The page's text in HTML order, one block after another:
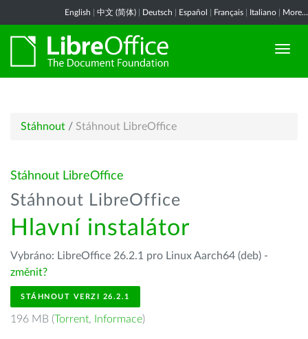
English 中文 (简体) Deutsch Español Français Italiano More...
Stáhnout / Stáhnout LibreOffice
Stáhnout LibreOffice
Stáhnout LibreOffice
Hlavní instalátor
Vybráno: LibreOffice 26.2.1 pro Linux Aarch64 (deb) -
změnit?
STÁHNOUT VERZI 26.2.1
196 MB (Torrent, Informace)